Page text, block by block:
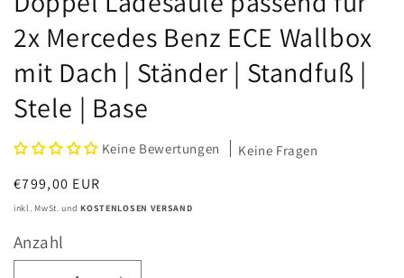
2x Mercedes Benz ECE Wallbox
mit Dach | Ständer | Standfuß |
Stele | Base
Keine Bewertungen Keine Fragen
Normaler
Preis
€799,00 EUR
inkl. MwSt. undKOSTENLOSEN VERSAND
Anzahl